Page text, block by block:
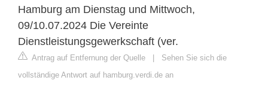
Hamburg am Dienstag und Mittwoch,
09/10.07.2024 Die Vereinte
Dienstleistungsgewerkschaft (ver.
Antrag auf Entfernung der Quelle | Sehen Sie sich die
vollständige Antwort auf hamburg.verdi.de an